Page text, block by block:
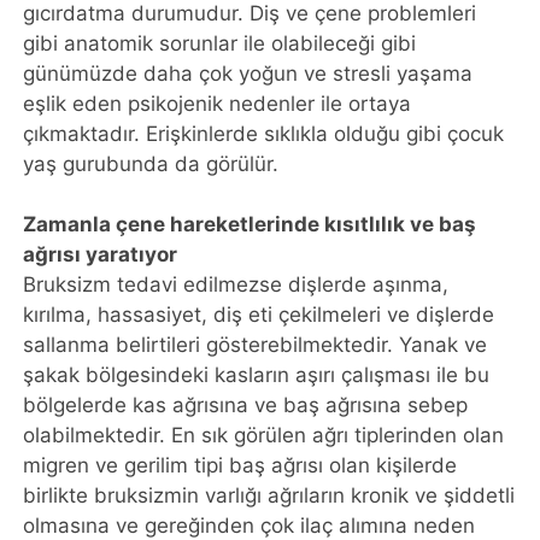
gıcırdatma durumudur. Diş ve çene problemleri
gibi anatomik sorunlar ile olabileceği gibi
günümüzde daha çok yoğun ve stresli yaşama
eşlik eden psikojenik nedenler ile ortaya
çıkmaktadır. Erişkinlerde sıklıkla olduğu gibi çocuk
yaş gurubunda da görülür.
Zamanla çene hareketlerinde kısıtlılık ve baş
ağrısı yaratıyor
Bruksizm tedavi edilmezse dişlerde aşınma,
kırılma, hassasiyet, diş eti çekilmeleri ve dişlerde
sallanma belirtileri gösterebilmektedir. Yanak ve
şakak bölgesindeki kasların aşırı çalışması ile bu
bölgelerde kas ağrısına ve baş ağrısına sebep
olabilmektedir. En sık görülen ağrı tiplerinden olan
migren ve gerilim tipi baş ağrısı olan kişilerde
birlikte bruksizmin varlığı ağrıların kronik ve şiddetli
olmasına ve gereğinden çok ilaç alımına neden